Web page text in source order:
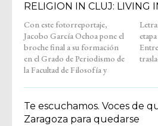
RELIGION IN CLUJ: LIVING
Con este fotorreportaje,
Jacobo García Ochoa pone el
broche final a su formación
en el Grado de Periodismo de
la Facultad de Filosofía y
Letras y cierra también su
etapa como colaborador de
Entremedios. Su trabajo nos
Te escuchamos. Voces de
Zaragoza para quedarse